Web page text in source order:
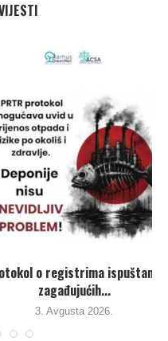
ispuštanja i prenosu